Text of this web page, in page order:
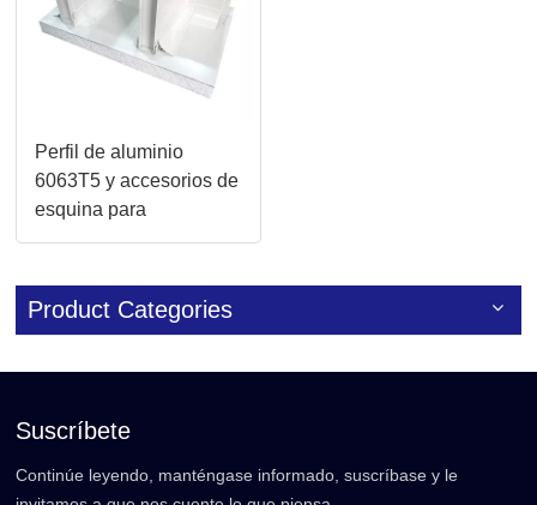
Perfil de aluminio
6063T5 y accesorios de
esquina para
construcción de
sándwich para salas
blancas
Product Categories
Suscríbete
Continúe leyendo, manténgase informado, suscríbase y le